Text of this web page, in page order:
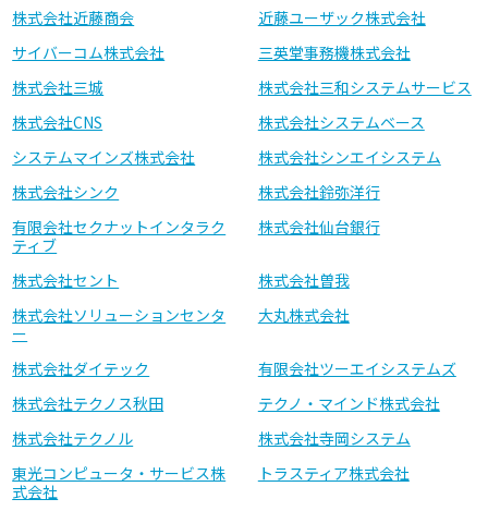
株式会社近藤商会
近藤ユーザック株式会社
サイバーコム株式会社
三英堂事務機株式会社
株式会社三城
株式会社三和システムサービス
株式会社CNS
株式会社システムベース
システムマインズ株式会社
株式会社シンエイシステム
株式会社シンク
株式会社鈴弥洋行
有限会社セクナットインタラク
ティブ
株式会社仙台銀行
株式会社セント
株式会社曽我
株式会社ソリューションセンタ
ー
大丸株式会社
株式会社ダイテック
有限会社ツーエイシステムズ
株式会社テクノス秋田
テクノ・マインド株式会社
株式会社テクノル
株式会社寺岡システム
東光コンピュータ・サービス株
式会社
トラスティア株式会社